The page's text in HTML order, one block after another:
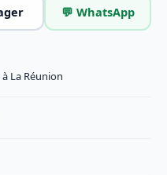
💬 WhatsApp
La Réunion